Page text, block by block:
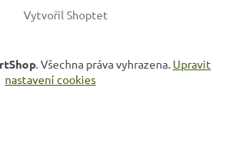
Vytvořil Shoptet
. Všechna práva vyhrazena. Upravit
nastavení cookies